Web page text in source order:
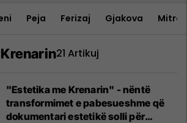
Peja Ferizaj Gjakova
21 Artikuj
"Estetika me Krenarin" - nëntë
transformimet e pabesueshme që
dokumentari estetikë solli për